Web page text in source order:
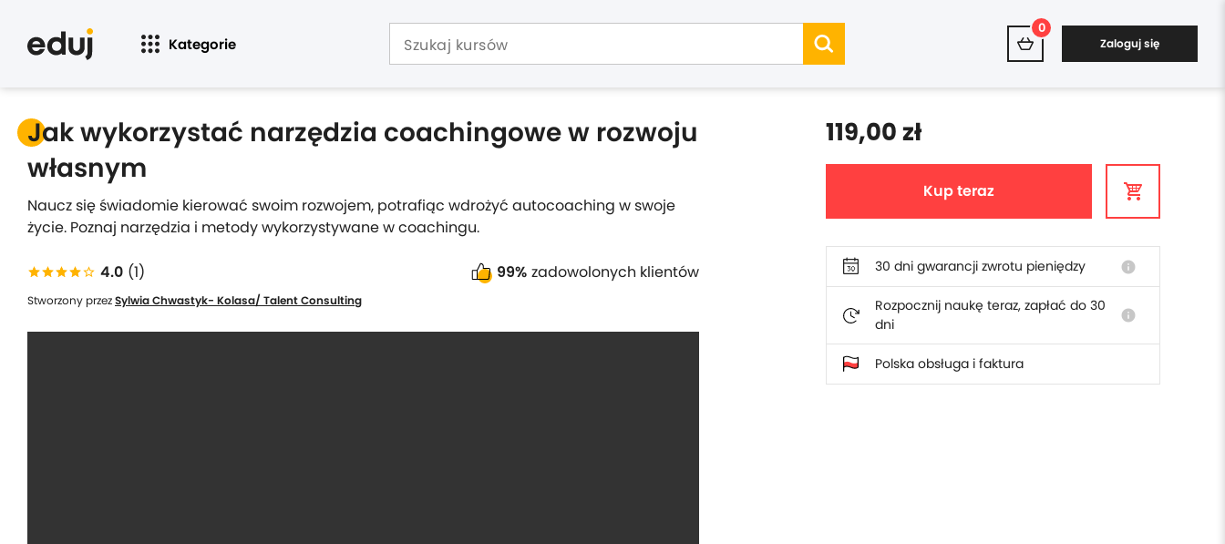
Kategorie
0
Zaloguj się
Jak wykorzystać narzędzia coachingowe w rozwoju
własnym
Naucz się świadomie kierować swoim rozwojem, potrafiąc wdrożyć autocoaching w swoje
życie. Poznaj narzędzia i metody wykorzystywane w coachingu.
4.0 (1) 99% zadowolonych klientów
Stworzony przezSylwia Chwastyk- Kolasa/ Talent Consulting
119,00 zł
Kup teraz
30 dni gwarancji zwrotu pieniędzy info
Rozpocznij naukę teraz, zapłać do 30
dni
info
Polska obsługa i faktura